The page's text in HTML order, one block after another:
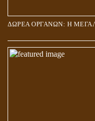
ΔΩΡΕΑ ΟΡΓΑΝΩΝ: Η